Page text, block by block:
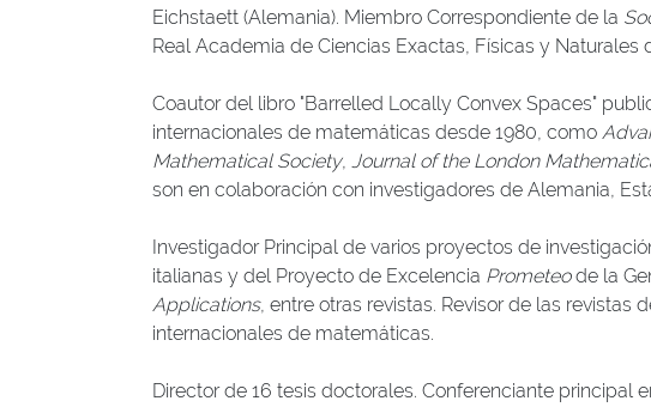
Eichstaett (Alemania). Miembro Correspondiente de la
Real Academia de Ciencias Exactas, Físicas y
Coautor del libro "Barrelled Locally Convex Spaces"
internacionales de matemáticas desde 1980, como
Mathematical Society, Journal of the London
son en colaboración con investigadores de Alemania,
Investigador Principal de varios proyectos de
italianas y del Proyecto de Excelencia Prometeode la
Applications, entre otras revistas. Revisor de las revistas
internacionales de matemáticas.
Director de 16 tesis doctorales. Conferenciante principal